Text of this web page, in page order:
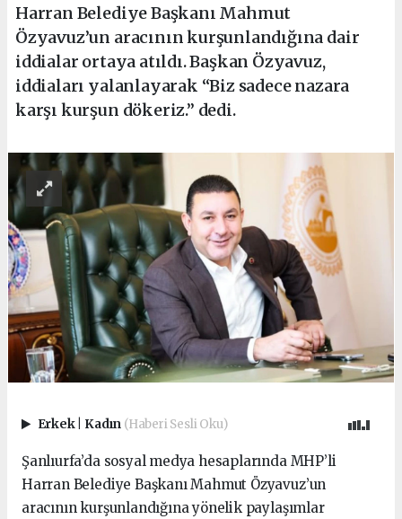
Harran Belediye Başkanı Mahmut
Özyavuz’un aracının kurşunlandığına dair
iddialar ortaya atıldı. Başkan Özyavuz,
iddiaları yalanlayarak “Biz sadece nazara
karşı kurşun dökeriz.” dedi.
Erkek Kadın (Haberi Sesli Oku)
Şanlıurfa’da sosyal medya hesaplarında MHP’li
Harran Belediye Başkanı Mahmut Özyavuz’un
aracının kurşunlandığına yönelik paylaşımlar